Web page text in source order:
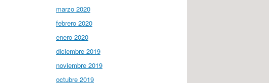
marzo 2020
febrero 2020
enero 2020
diciembre 2019
noviembre 2019
octubre 2019